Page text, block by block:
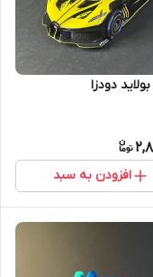
دودزا
افزودن به سبد